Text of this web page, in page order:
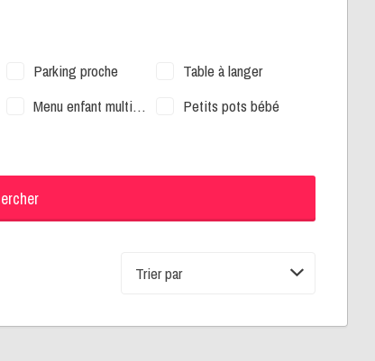
Parking proche
Table à langer
Menu enfant multiple
Petits pots bébé